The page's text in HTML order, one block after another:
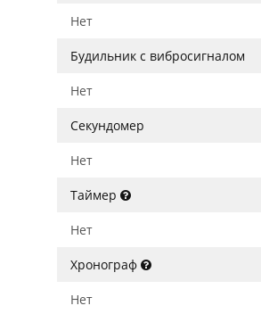
Нет
Будильник с вибросигналом
Нет
Секундомер
Нет
Таймер
Нет
Хронограф
Нет